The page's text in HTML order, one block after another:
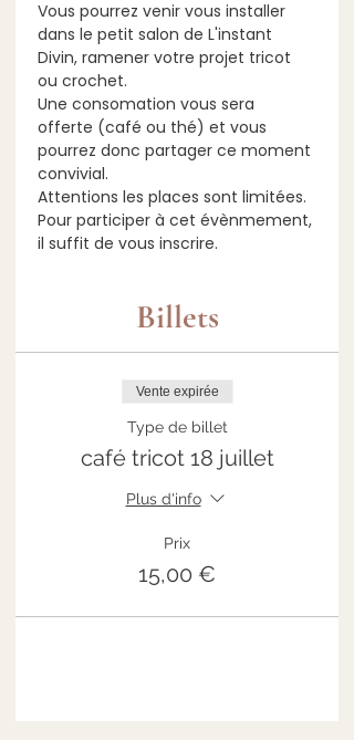
Vous pourrez venir vous installer
dans le petit salon de L'instant
Divin, ramener votre projet tricot
ou crochet.
Une consomation vous sera
offerte (café ou thé) et vous
pourrez donc partager ce moment
convivial.
Attentions les places sont limitées.
Pour participer à cet évènmement,
il suffit de vous inscrire.
Billets
Vente expirée
Type de billet
café tricot 18 juillet
Plus d'info
Prix
15,00 €